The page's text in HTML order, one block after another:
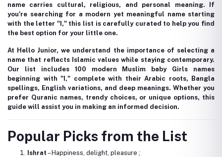
name carries cultural, religious, and personal meaning. If
you're searching for a modern yet meaningful name starting
with the letter "I," this list is carefully curated to help you find
the best option for your little one.
At Hello Junior, we understand the importance of selecting a
name that reflects Islamic values while staying contemporary.
Our list includes 100 modern Muslim baby Girls names
beginning with "I," complete with their Arabic roots, Bangla
spellings, English variations, and deep meanings. Whether you
prefer Quranic names, trendy choices, or unique options, this
guide will assist you in making an informed decision.
Popular Picks from the List
Ishrat – Happiness, delight, pleasure ;